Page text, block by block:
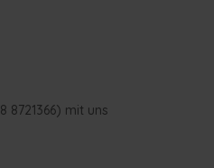
8721366) mit uns